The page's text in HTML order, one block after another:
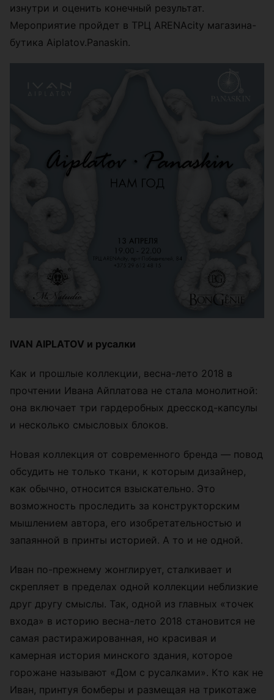
изнутри и оценить конечный результат.
Мероприятие пройдет в ТРЦ ARENAcity магазина-
бутика Aiplatov.Panaskin.
IVAN AIPLATOV и русалки
Как и прошлые коллекции, весна-лето 2018 в
прочтении Ивана Айплатова не стала монолитной:
она включает три гардеробных дресскод-капсулы
и несколько смысловых блоков.
Новая коллекция от современного бренда — повод
обсудить не только ткани, к которым дизайнер,
как обычно, относится взыскательно. Это
возможность проследить за конструкторским
мышлением автора, его изобретательностью и
запаянной в принты историей. А то и не одной.
Иван по-прежнему жонглирует, сталкивает и
скрепляет в пределах одной коллекции неблизкие
друг другу смыслы. Так, одной из главных «точек
входа» в историю весна-лето 2018 становится не
самая растиражированная, но красивая и
камерная история минского здания, которое
горожане называют «Дом с русалками». Кто как не
Иван, принтуя бомберы и размещая на трикотаже